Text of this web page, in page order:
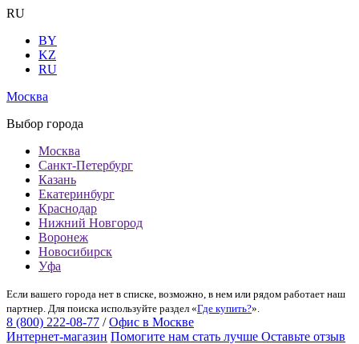
RU
BY
KZ
RU
Москва
Выбор города
Москва
Санкт-Петербург
Казань
Екатеринбург
Краснодар
Нижний Новгород
Воронеж
Новосибирск
Уфа
Если вашего города нет в списке, возможно, в нем или рядом работает наш
партнер. Для поиска используйте раздел «Где купить?».
8 (800) 222-08-77 / Офис в Москве
Интернет-магазин Помогите нам стать лучше Оставьте отзыв